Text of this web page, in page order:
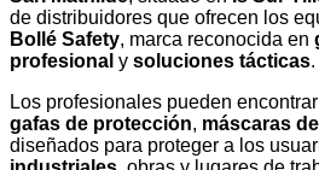
de distribuidores que ofrecen los
Bollé Safety, marca reconocida en
profesional y soluciones tácticas.
Los profesionales pueden
gafas de protección, máscaras
diseñados para proteger a los